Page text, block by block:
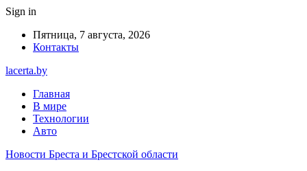
Sign in
Пятница, 7 августа, 2026
Контакты
lacerta.by
Главная
В мире
Технологии
Авто
Новости Бреста и Брестской области